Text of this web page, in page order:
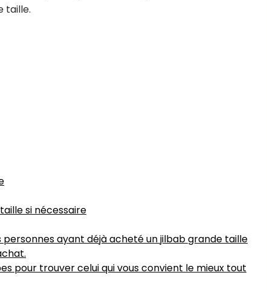
taille.
si nécessaire
ayant déjà acheté un jilbab grande taille
pour trouver celui qui vous convient le mieux tout